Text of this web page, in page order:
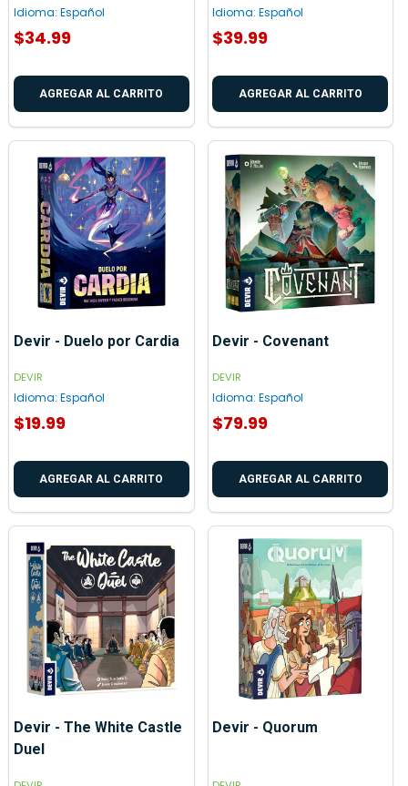
Idioma: Español
$34.99
AGREGAR AL CARRITO
Idioma: Español
$39.99
AGREGAR AL CARRITO
Devir - Duelo por Cardia
DEVIR
Idioma: Español
$19.99
AGREGAR AL CARRITO
Devir - Covenant
DEVIR
Idioma: Español
$79.99
AGREGAR AL CARRITO
Devir - The White Castle
Duel
Devir - Quorum